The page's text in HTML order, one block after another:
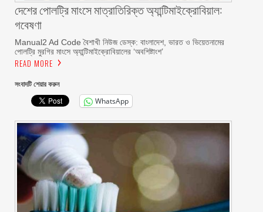
দেশের পোলট্রি মাংসে মাত্রাতিরিক্ত অ্যান্টিমাইক্রোবিয়াল:
গবেষণা
Manual2 Ad Code বৈশাখী নিউজ ডেস্ক: বাংলাদেশ, ভারত ও ভিয়েতনামের
পোলট্রি মুরগির মাংসে অ্যান্টিমাইক্রোবিয়ালের ‘অবশিষ্টাংশ’
READ MORE
সংবাদটি শেয়ার করুন
WhatsApp